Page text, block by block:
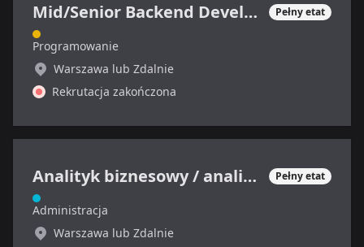
Mid/Senior Backend Developer Pełny etat
Programowanie
Warszawa lub Zdalnie
Rekrutacja zakończona
Analityk biznesowy / analityczka biznesowa / product owner Pełny etat
Administracja
Warszawa lub Zdalnie